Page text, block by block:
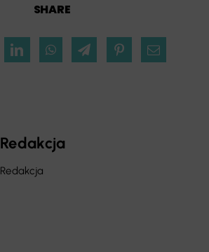
SHARE
Redakcja
Redakcja